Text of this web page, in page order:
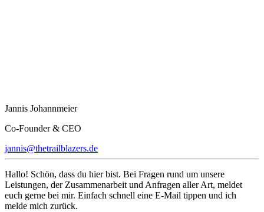
Jannis Johannmeier
Co-Founder & CEO
jannis@thetrailblazers.de
Hallo! Schön, dass du hier bist. Bei Fragen rund um unsere
Leistungen, der Zusammenarbeit und Anfragen aller Art, meldet
euch gerne bei mir. Einfach schnell eine E-Mail tippen und ich
melde mich zurück.